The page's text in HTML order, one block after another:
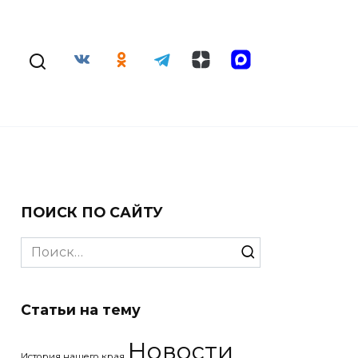
ПОИСК ПО САЙТУ
Search
for:
Статьи на тему
Новости